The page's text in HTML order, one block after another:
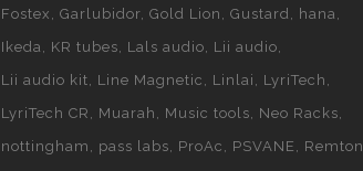
Fostex
Garlubidor Gold Lion Gustard
hana
Ikeda
KR tubes Lals audio
Lii audio
Lii audio kit
Line Magnetic Linlai
LyriTech
LyriTech CR
Muarah Music tools
Neo Racks
nottingham
pass labs ProAc PSVANE
Remton